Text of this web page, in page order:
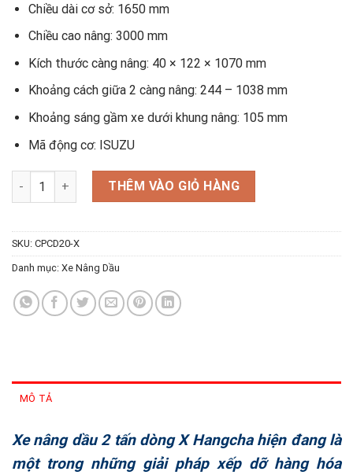
Chiều dài cơ sở: 1650 mm
Chiều cao nâng: 3000 mm
Kích thước càng nâng: 40 × 122 × 1070 mm
Khoảng cách giữa 2 càng nâng: 244 – 1038 mm
Khoảng sáng gầm xe dưới khung nâng: 105 mm
Mã động cơ: ISUZU
Xe nâng dầu 2 tấn dòng X số lượng
THÊM VÀO GIỎ HÀNG
SKU: CPCD20-X
Danh mục: Xe Nâng Dầu
MÔ TẢ
Xe nâng dầu 2 tấn dòng X Hangcha hiện đang là
một trong những giải pháp xếp dỡ hàng hóa